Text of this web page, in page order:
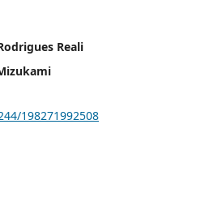
Reali
198271992508